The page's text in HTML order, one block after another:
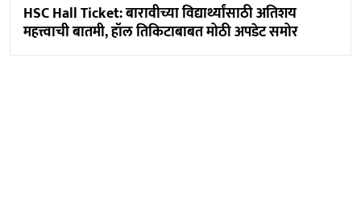
HSC Hall Ticket: बारावीच्या विद्यार्थ्यांसाठी अतिशय
महत्त्वाची बातमी, हॉल तिकिटाबाबत मोठी अपडेट समोर